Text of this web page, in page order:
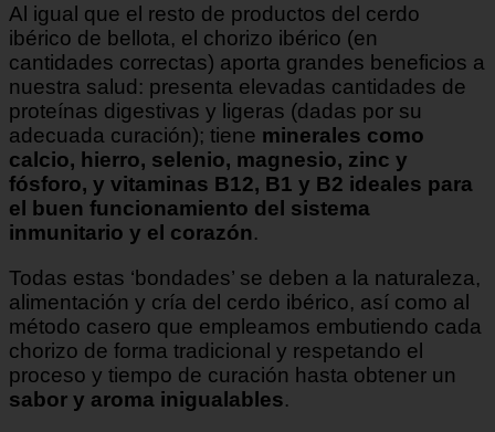
Al igual que el resto de productos del cerdo
ibérico de bellota, el chorizo ibérico (en
cantidades correctas) aporta grandes beneficios a
nuestra salud: presenta elevadas cantidades de
proteínas digestivas y ligeras (dadas por su
adecuada curación); tiene minerales como
calcio, hierro, selenio, magnesio, zinc y
fósforo, y vitaminas B12, B1 y B2 ideales para
el buen funcionamiento del sistema
inmunitario y el corazón.
Todas estas ‘bondades’ se deben a la naturaleza,
alimentación y cría del cerdo ibérico, así como al
método casero que empleamos embutiendo cada
chorizo de forma tradicional y respetando el
proceso y tiempo de curación hasta obtener un
sabor y aroma inigualables.